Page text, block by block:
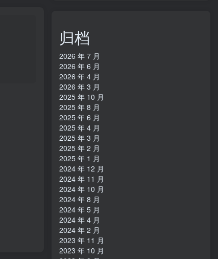
归档
2026 年 7 月
2026 年 6 月
2026 年 4 月
2026 年 3 月
2025 年 10 月
2025 年 8 月
2025 年 6 月
2025 年 4 月
2025 年 3 月
2025 年 2 月
2025 年 1 月
2024 年 12 月
2024 年 11 月
2024 年 10 月
2024 年 8 月
2024 年 5 月
2024 年 4 月
2024 年 2 月
2023 年 11 月
2023 年 10 月